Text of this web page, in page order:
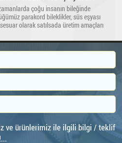
çoğu insanın bileğinde
parakord bileklikler, süs eşyası
olarak satılsada üretim amaçları
düdük gibi ekipmanlarla
ve ürünlerimiz ile ilgili bilgi / teklif